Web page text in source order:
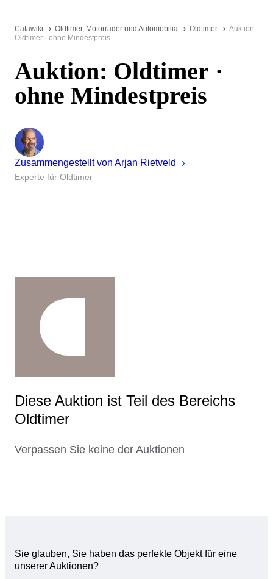
Catawiki Oldtimer, Motorräder und Automobilia Oldtimer
Auktion:
Oldtimer · ohne Mindestpreis
Auktion: Oldtimer ·
ohne Mindestpreis
Zusammengestellt von Arjan Rietveld
Experte für Oldtimer
Diese Auktion ist Teil des Bereichs
Oldtimer
Verpassen Sie keine der Auktionen
Sie glauben, Sie haben das perfekte Objekt für eine
unserer Auktionen?